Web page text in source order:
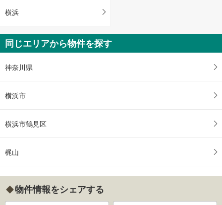
横浜
同じエリアから物件を探す
神奈川県
横浜市
横浜市鶴見区
梶山
物件情報をシェアする